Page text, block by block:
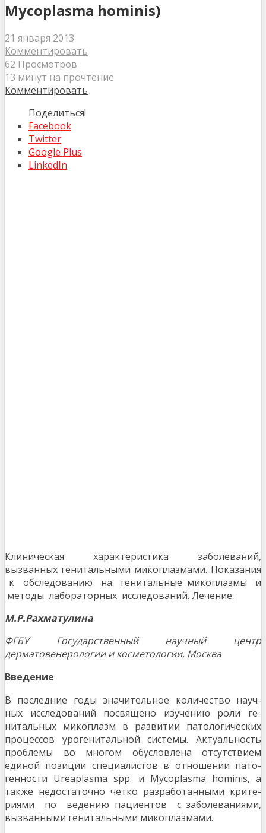
Mycoplasma hominis)
21 января 2013
Комментировать
62 Просмотров
13 минут на прочтение
Комментировать
Поделиться!
Facebook
Twitter
Google Plus
LinkedIn
Клиническая характеристика заболеваний,
вызванных генитальными микоплазмами. Показания
к обследованию на генитальные микоплазмы и
методы лабораторных исследований. Лечение.
М.Р.Рахматулина
ФГБУ Государственный научный центр
дерматовенерологии и косметологии, Москва
Введение
В последние годы значительное количество науч-
ных исследований посвящено изучению роли ге-
нитальных микоплазм в развитии патологических
процессов урогенитальной системы. Актуальность
проблемы во многом обусловлена отсутствием
единой позиции специалистов в отношении пато-
генности Ureaplasma spp. и Mycoplasma hominis, а
также недостаточно четко разработанными крите-
риями по ведению пациентов с заболеваниями,
вызванными генитальными микоплазмами.